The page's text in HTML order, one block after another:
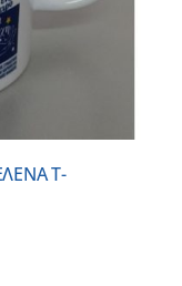
Τ-